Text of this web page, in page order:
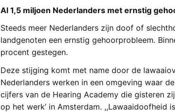
Al 1,5 miljoen Nederlanders met ernstig
Steeds meer Nederlanders zijn doof of
landgenoten een ernstig gehoorprobleem.
procent gestegen.
Deze stijging komt met name door de
Nederlanders werken in een omgeving waar
cijfers van de Hearing Academy die gisteren
op het werk’ in Amsterdam. ,,Lawaaidoofheid